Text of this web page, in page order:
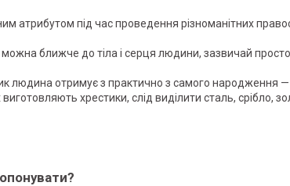
атрибутом під час проведення різноманітних
можна ближче до тіла і серця людини, зазвичай
людина отримує з практично з самого народження
виготовляють хрестики, слід виділити сталь, срібло,